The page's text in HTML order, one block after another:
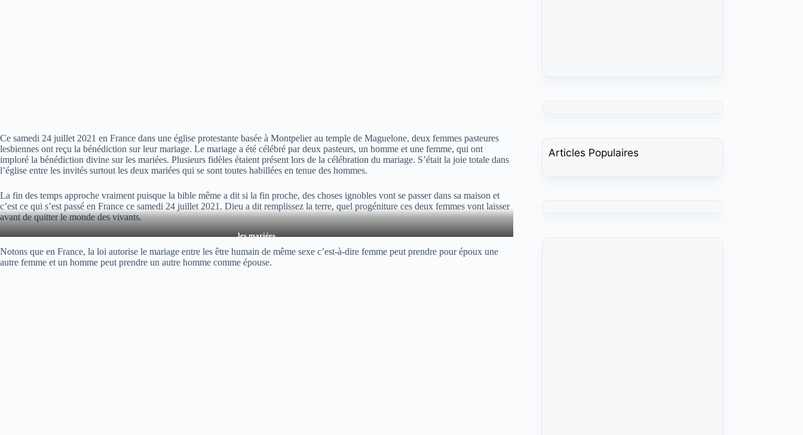
Ce samedi 24 juillet 2021 en France dans une église protestante basée à Montpelier au temple de Maguelone, deux femmes pasteures
lesbiennes ont reçu la bénédiction sur leur mariage. Le mariage a été célébré par deux pasteurs, un homme et une femme, qui ont
imploré la bénédiction divine sur les mariées. Plusieurs fidèles étaient présent lors de la célébration du mariage. S’était la joie totale dans
l’église entre les invités surtout les deux mariées qui se sont toutes habillées en tenue des hommes.
La fin des temps approche vraiment puisque la bible même a dit si la fin proche, des choses ignobles vont se passer dans sa maison et
c’est ce qui s’est passé en France ce samedi 24 juillet 2021. Dieu a dit remplissez la terre, quel progéniture ces deux femmes vont laisser
avant de quitter le monde des vivants.
les mariées
Notons que en France, la loi autorise le mariage entre les être humain de même sexe c’est-à-dire femme peut prendre pour époux une
autre femme et un homme peut prendre un autre homme comme épouse.
Articles Populaires